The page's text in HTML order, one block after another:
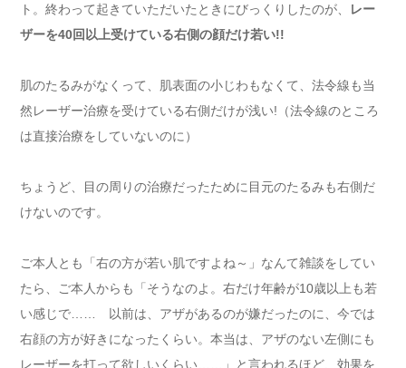
ト。終わって起きていただいたときにびっくりしたのが、
レー
ザーを40回以上受けている右側の顔だけ若い!!
肌のたるみがなくって、肌表面の小じわもなくて、法令線も当
然レーザー治療を受けている右側だけが浅い!（法令線のところ
は直接治療をしていないのに）
ちょうど、目の周りの治療だったために目元のたるみも右側だ
けないのです。
ご本人とも「右の方が若い肌ですよね～」なんて雑談をしてい
たら、ご本人からも「そうなのよ。右だけ年齢が10歳以上も若
い感じで…… 以前は、アザがあるのが嫌だったのに、今では
右顔の方が好きになったくらい。本当は、アザのない左側にも
レーザーを打って欲しいくらい……」と言われるほど、効果を